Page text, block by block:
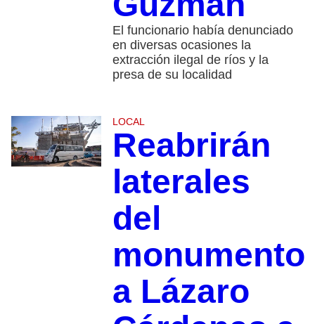
El funcionario había denunciado
en diversas ocasiones la
extracción ilegal de ríos y la
presa de su localidad
LOCAL
Reabrirán
laterales
del
monumento
a Lázaro